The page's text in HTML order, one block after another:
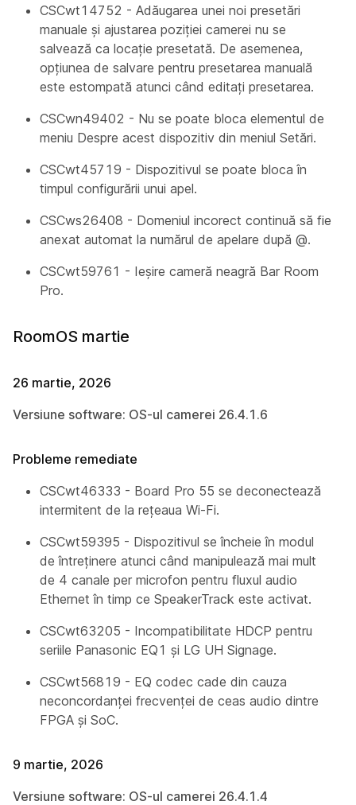
CSCwt14752 - Adăugarea unei noi presetări
manuale și ajustarea poziției camerei nu se
salvează ca locație presetată. De asemenea,
opțiunea de salvare pentru presetarea manuală
este estompată atunci când editați presetarea.
CSCwn49402 - Nu se poate bloca elementul de
meniu Despre acest dispozitiv din meniul Setări.
CSCwt45719 - Dispozitivul se poate bloca în
timpul configurării unui apel.
CSCws26408 - Domeniul incorect continuă să fie
anexat automat la numărul de apelare după @.
CSCwt59761 - Ieșire cameră neagră Bar Room
Pro.
RoomOS martie
26 martie, 2026
Versiune software: OS-ul camerei 26.4.1.6
Probleme remediate
CSCwt46333 - Board Pro 55 se deconectează
intermitent de la rețeaua Wi-Fi.
CSCwt59395 - Dispozitivul se încheie în modul
de întreținere atunci când manipulează mai mult
de 4 canale per microfon pentru fluxul audio
Ethernet în timp ce SpeakerTrack este activat.
CSCwt63205 - Incompatibilitate HDCP pentru
seriile Panasonic EQ1 și LG UH Signage.
CSCwt56819 - EQ codec cade din cauza
neconcordanței frecvenței de ceas audio dintre
FPGA și SoC.
9 martie, 2026
Versiune software: OS-ul camerei 26.4.1.4